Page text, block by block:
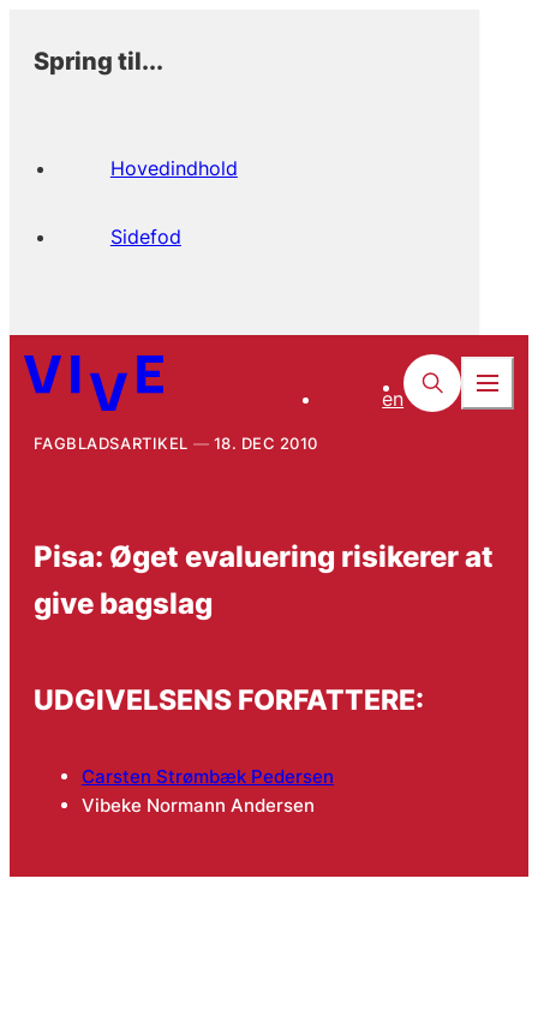
Spring til...
Hovedindhold
Sidefod
en
FAGBLADSARTIKEL 18. DEC 2010
Pisa: Øget evaluering risikerer at
give bagslag
UDGIVELSENS FORFATTERE:
Carsten Strømbæk Pedersen
Vibeke Normann Andersen